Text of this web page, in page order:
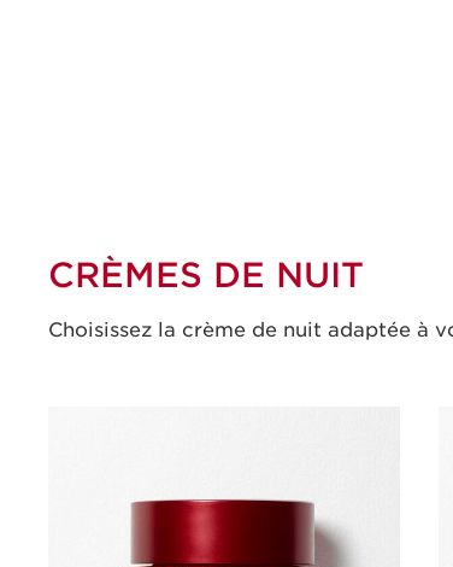
CRÈMES DE NUIT
Choisissez la crème de nuit adaptée à